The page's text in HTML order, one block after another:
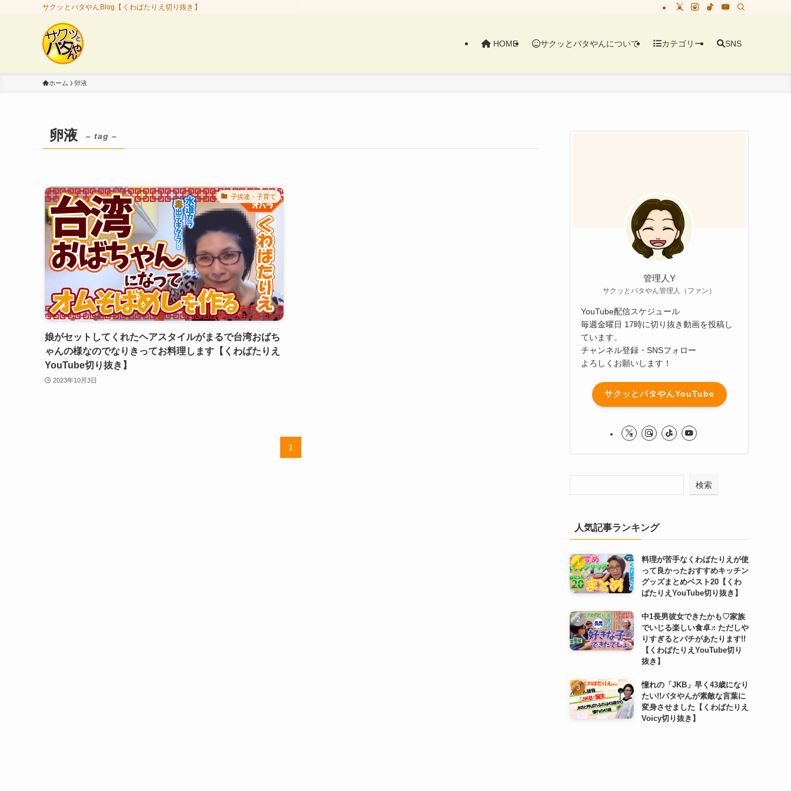
サクッとバタやんBlog【くわばたりえ切り抜き】
HOME サクッとバタやんについて カテゴリー SNS
ホーム 卵液
卵液 – tag –
子供達・子育て
娘がセットしてくれたヘアスタイルがまるで台湾おばち
ゃんの様なのでなりきってお料理します【くわばたりえ
YouTube切り抜き】
2023年10月3日
1
管理人Y
サクッとバタやん管理人（ファン）
YouTube配信スケジュール
毎週金曜日 17時に切り抜き動画を投稿し
ています。
チャンネル登録・SNSフォロー
よろしくお願いします！
サクッとバタやんYouTube
検索
人気記事ランキング
料理が苦手なくわばたりえが使
って良かったおすすめキッチン
グッズまとめベスト20【くわ
ばたりえYouTube切り抜き】
中1長男彼女できたかも♡家族
でいじる楽しい食卓♬ただしや
りすぎるとバチがあたります!!
【くわばたりえYouTube切り
抜き】
憧れの「JKB」早く43歳になり
たい!!バタやんが素敵な言葉に
変身させました【くわばたりえ
Voicy切り抜き】